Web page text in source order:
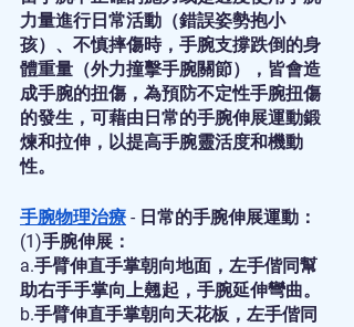
力量進行日常活動（錯誤姿勢抱小
孩）、不慎摔傷時，手腕支撐跌倒的身
體重量（外力撞擊手腕關節），皆會造
成手腕的扭傷，為預防不定性手腕扭傷
的發生，可藉由日常的手腕伸展運動鍛
煉和拉伸，以提高手腕靈活度和機動
性。
手腕物理治療 - 日常的手腕伸展運動：
(1)手腕伸展：
a.手臂伸直手掌朝向地面，左手偕同幫
助右手手掌向上翹起，手腕延伸彎曲。
b.手臂伸直手掌朝向天花板，左手偕同